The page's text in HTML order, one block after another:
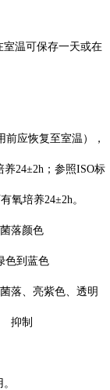
温可保存一天或在
应恢复至室温），
24±2h；参照ISO标
氧培养24±2h。
菌落颜色
色到蓝色
落、亮紫色、透明
抑制